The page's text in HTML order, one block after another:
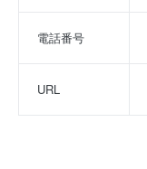
電話番号
URL